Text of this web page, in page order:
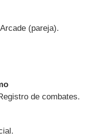
(pareja).
de combates.